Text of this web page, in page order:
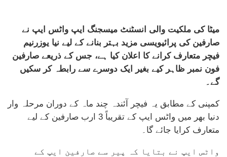
میٹا کی ملکیت والی انسٹنٹ میسجنگ ایپ واٹس ایپ نے
صارفین کی پرائیویسی مزید بہتر بنانے کے لیے نیا یوزرنیم
فیچر متعارف کرانے کا اعلان کیا ہے، جس کے ذریعے صارفین
فون نمبر ظاہر کیے بغیر ایک دوسرے سے رابطہ کر سکیں
گے۔
کمپنی کے مطابق یہ فیچر آئندہ چند ماہ کے دوران مرحلہ وار
دنیا بھر میں واٹس ایپ کے تقریباً 3 ارب صارفین کے لیے
متعارف کرایا جائے گا۔
واٹس ایپ نے بتایا کہ پیر سے صارفین ایپ کے